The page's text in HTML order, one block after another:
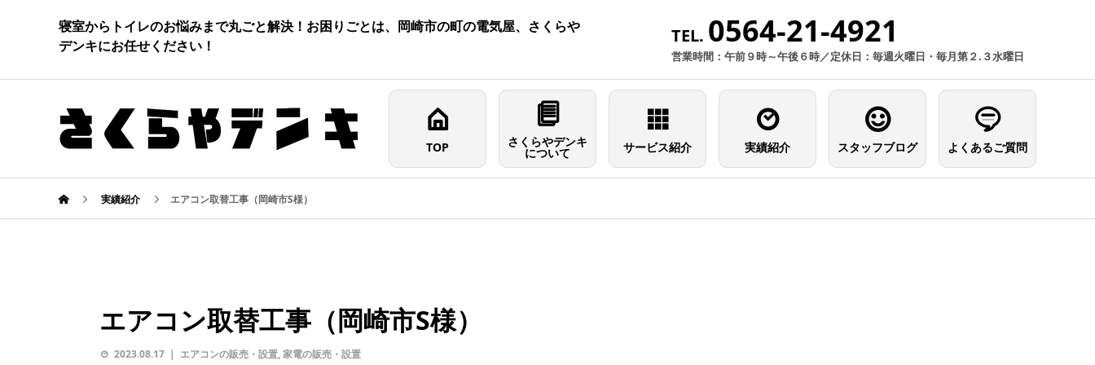
寝室からトイレのお悩みまで丸ごと解決！お困りごとは、岡崎市の町の電気屋、さくらや
デンキにお任せください！
TEL. 0564-21-4921
営業時間：午前９時～午後６時／定休日：毎週火曜日・毎月第２.３水曜日
TOP さくらやデンキ
について サービス紹介 実績紹介 スタッフブログ よくあるご質問
実績紹介 エアコン取替工事（岡崎市S様）
エアコン取替工事（岡崎市S様）
2023.08.17 エアコンの販売・設置,家電の販売・設置